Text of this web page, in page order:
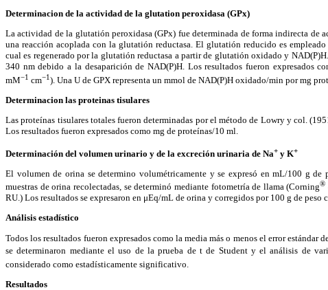
Determinacion de la actividad de la glutation peroxidasa (GPx)
La actividad de la glutatión peroxidasa (GPx) fue determinada de forma indirecta de
una reacción acoplada con la glutatión reductasa. El glutatión reducido es
cual es regenerado por la glutatión reductasa a partir de glutatión oxidado y
340 nm debido a la desaparición de NAD(P)H. Los resultados fueron expresados
mM−1 cm−1). Una U de GPX representa un mmol de NAD(P)H oxidado/min por mg
Determinacion las proteinas tisulares
Las proteínas tisulares totales fueron determinadas por el método de Lowry y col.
Los resultados fueron expresados como mg de proteínas/10 ml.
Determinación del volumen urinario y de la excreción urinaria de Na+ y K+
El volumen de orina se determino volumétricamente y se expresó en mL/100 g
muestras de orina recolectadas, se determinó mediante fotometría de llama (Corning®
RU.) Los resultados se expresaron en μEq/mL de orina y corregidos por 100 g de peso
Análisis estadístico
Todos los resultados fueron expresados como la media más o menos el error estándar
se determinaron mediante el uso de la prueba de t de Student y el análisis de
considerado como estadísticamente significativo.
Resultados